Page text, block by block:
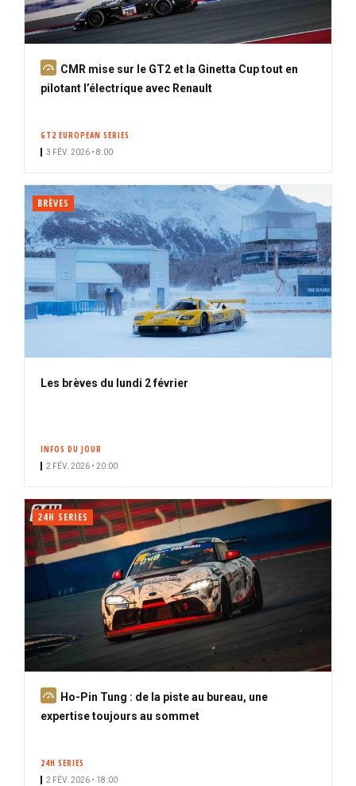
A
b
n
CMR mise sur le GT2 et la Ginetta Cup tout en
pilotant l’électrique avec Renault
GT2 EUROPEAN SERIES
3 FÉV. 2026 • 8:00
BRÈVES
Les brèves du lundi 2 février
INFOS DU JOUR
2 FÉV. 2026 • 20:00
24H SERIES
A
b
n
Ho-Pin Tung : de la piste au bureau, une
expertise toujours au sommet
24H SERIES
2 FÉV. 2026 • 18:00